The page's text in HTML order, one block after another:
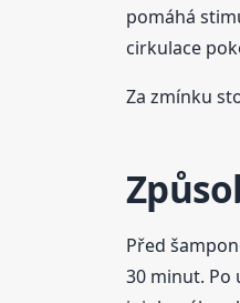
pomáhá
cirkulace
Za zmínku
Před
30 minut. Po